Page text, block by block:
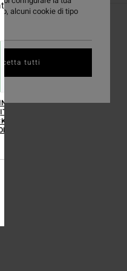
YOU'RE IN
ITALIA.
HERE TO
THERE.
alcuni cookie di tipo
tutti